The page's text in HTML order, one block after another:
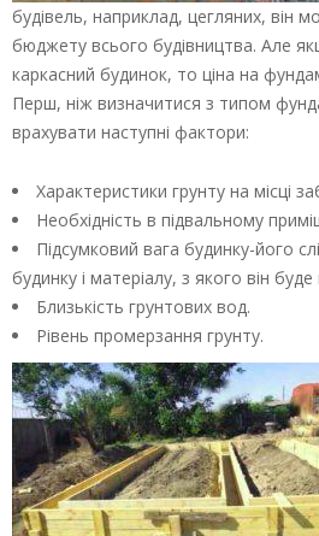
будівель, наприклад, цегляних, він
бюджету всього будівництва. Але
каркасний будинок, то ціна на
Перш, ніж визначитися з типом
врахувати наступні фактори:
Характеристики грунту на місці
Необхідність в підвальному
Підсумковий вага будинку-його
будинку і матеріалу, з якого він
Близькість грунтових вод.
Рівень промерзання грунту.